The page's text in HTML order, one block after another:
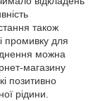
також
промивку для
можна
магазину
позитивно
рідини.